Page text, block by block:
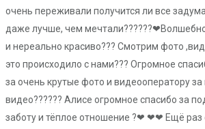
очень переживали получится ли все
даже лучше, чем
и нереально красиво??? Смотрим фото
это происходило с нами??? Огромное
за очень крутые фото и видеооператору
видео?????? Алисе огромное спасибо за
заботу и тёплое отношение ?❤ ❤❤ Ещё раз